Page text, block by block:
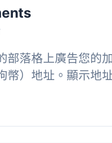
部落格上廣告您的
幣）地址。顯示地